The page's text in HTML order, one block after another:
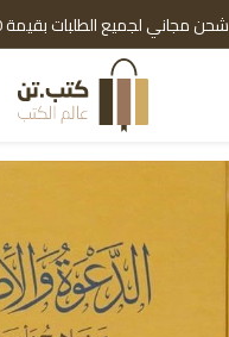
شحن مجاني لجميع الطلبات بقيمة 150 دولارًا